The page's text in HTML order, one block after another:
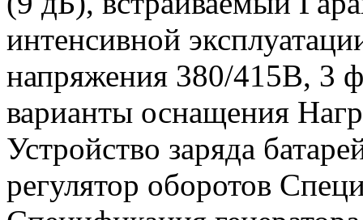
интенсивной
напряжения 380/415В, 3
варианты оснащения
Устройство заряда
регулятор оборотов